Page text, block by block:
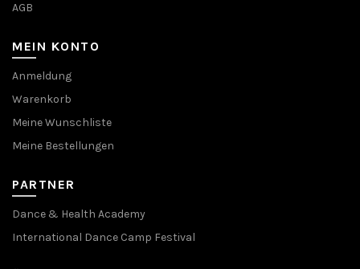
AGB
MEIN KONTO
Anmeldung
Warenkorb
Meine Wunschliste
Meine Bestellungen
PARTNER
Dance & Health Academy
International Dance Camp Festival